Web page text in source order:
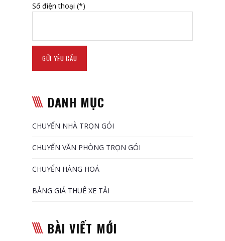
Số điện thoại (*)
DANH MỤC
CHUYỂN NHÀ TRỌN GÓI
CHUYỂN VĂN PHÒNG TRỌN GÓI
CHUYỂN HÀNG HOÁ
BẢNG GIÁ THUÊ XE TẢI
BÀI VIẾT MỚI